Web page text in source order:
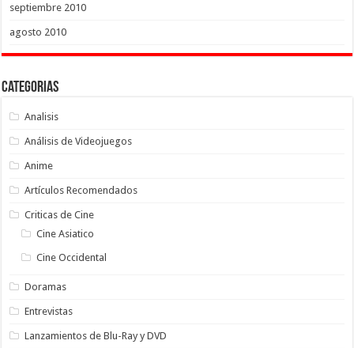
septiembre 2010
agosto 2010
Categorias
Analisis
Análisis de Videojuegos
Anime
Artículos Recomendados
Criticas de Cine
Cine Asiatico
Cine Occidental
Doramas
Entrevistas
Lanzamientos de Blu-Ray y DVD